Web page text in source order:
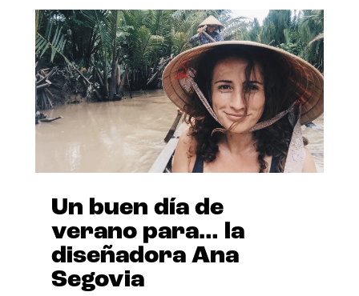
Un buen día de
verano para… la
diseñadora Ana
Segovia